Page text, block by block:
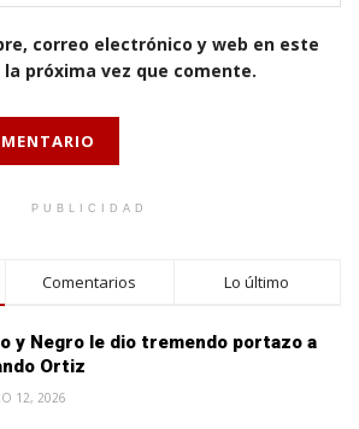
correo electrónico y web en este
próxima vez que comente.
PUBLICIDAD
Comentarios Lo último
y Negro le dio tremendo portazo a
Ortiz
12, 2026